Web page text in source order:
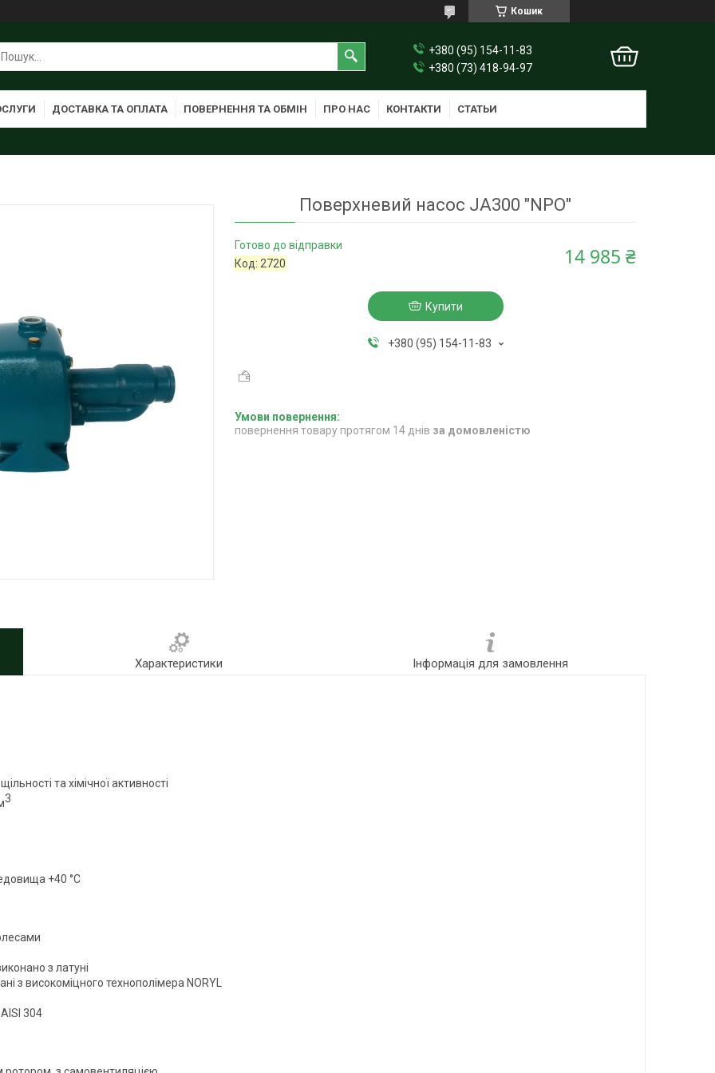
Кошик
+380 (95) 154-11-83
+380 (73) 418-94-97
ДОСТАВКА ТА ОПЛАТА ПОВЕРНЕННЯ ТА ОБМІН ПРО НАС КОНТАКТИ СТАТЬИ
Поверхневий насос JA300 "NPO"
Готово до відправки
Код: 2720 14 985 ₴
Купити
+380 (95) 154-11-83
повернення товару протягом 14 днів за домовленістю
Характеристики Інформація для замовлення
та хімічної активності
3
+40 °С
з латуні
з високоміцного технополімера NORYL
304